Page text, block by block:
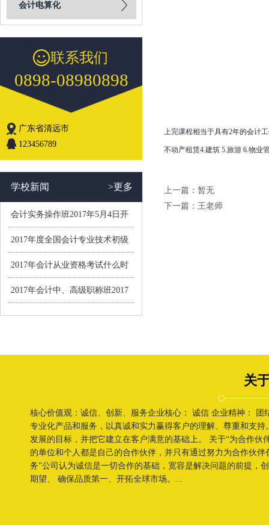
会计电算化
联系我们
0898-08980898
广东省清远市
123456789
学校新闻 >更多
会计实务操作班2017年5月4日开
学(小班制）
2017年度全国会计专业技术初级
资格考试报名通知
2017年会计从业资格考试什么时
候恢复?
2017年会计中、高级职称班2017
年3月1-28日报名
上完课程相当于具有2年的会计
不动产租赁4.建筑 5.旅游 6.物业
上一篇：暂无
下一篇： 王老师
关
核心价值观：诚信、创新、服务企业核心： 诚信 企业精神：
专业化产品和服务，以真诚和实力赢得客户的理解、尊重和支
发展的目标，并把它建立在客户满意的基础上。 关于“为合作
的单位和个人都是自己的合作伙伴，并只有通过努力为合作伙
务”公司认为诚信是一切合作的基础，宽容是解决问题的前提，
期望、 确保品质第一、开拓全球市场。...